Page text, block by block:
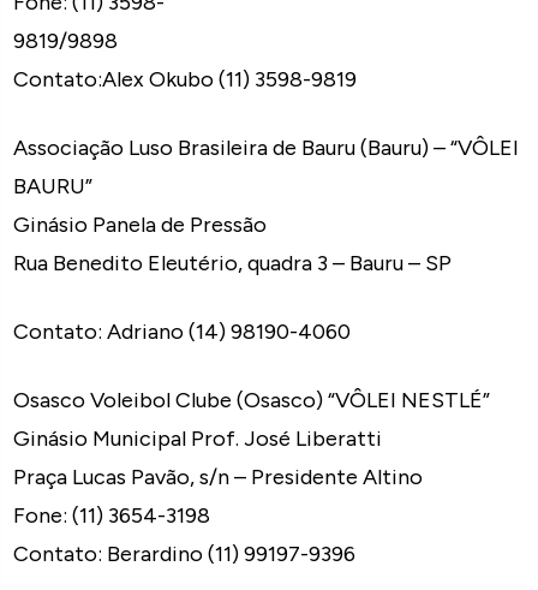
9819/9898
Contato:Alex Okubo (11) 3598-9819
Associação Luso Brasileira de Bauru (Bauru) – “VÔLEI
BAURU”
Ginásio Panela de Pressão
Rua Benedito Eleutério, quadra 3 – Bauru – SP
Contato: Adriano (14) 98190-4060
Osasco Voleibol Clube (Osasco) “VÔLEI NESTLÉ”
Ginásio Municipal Prof. José Liberatti
Praça Lucas Pavão, s/n – Presidente Altino
Fone: (11) 3654-3198
Contato: Berardino (11) 99197-9396